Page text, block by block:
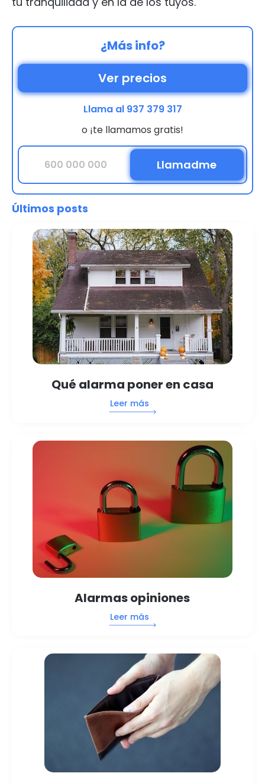
¿Más info?
Ver precios
Llama al 937 379 317
o ¡te llamamos gratis!
Últimos posts
Qué alarma poner en casa
Leer más
Alarmas opiniones
Leer más